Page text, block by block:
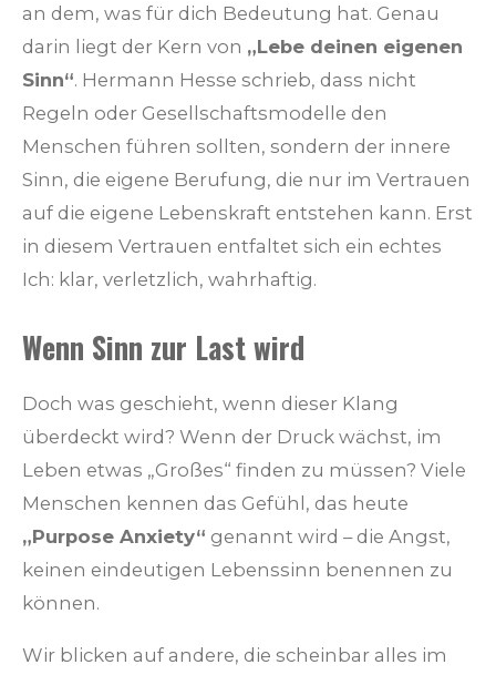
an dem, was für dich Bedeutung hat. Genau
darin liegt der Kern von „Lebe deinen eigenen
Sinn“. Hermann Hesse schrieb, dass nicht
Regeln oder Gesellschaftsmodelle den
Menschen führen sollten, sondern der innere
Sinn, die eigene Berufung, die nur im Vertrauen
auf die eigene Lebenskraft entstehen kann. Erst
in diesem Vertrauen entfaltet sich ein echtes
Ich: klar, verletzlich, wahrhaftig.
Wenn Sinn zur Last wird
Doch was geschieht, wenn dieser Klang
überdeckt wird? Wenn der Druck wächst, im
Leben etwas „Großes“ finden zu müssen? Viele
Menschen kennen das Gefühl, das heute
„Purpose Anxiety“ genannt wird – die Angst,
keinen eindeutigen Lebenssinn benennen zu
können.
Wir blicken auf andere, die scheinbar alles im